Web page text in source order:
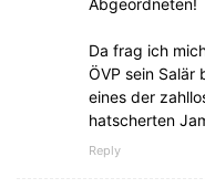
Abgeordneten!
Da frag ich
ÖVP sein
eines der
hatscherten
Reply